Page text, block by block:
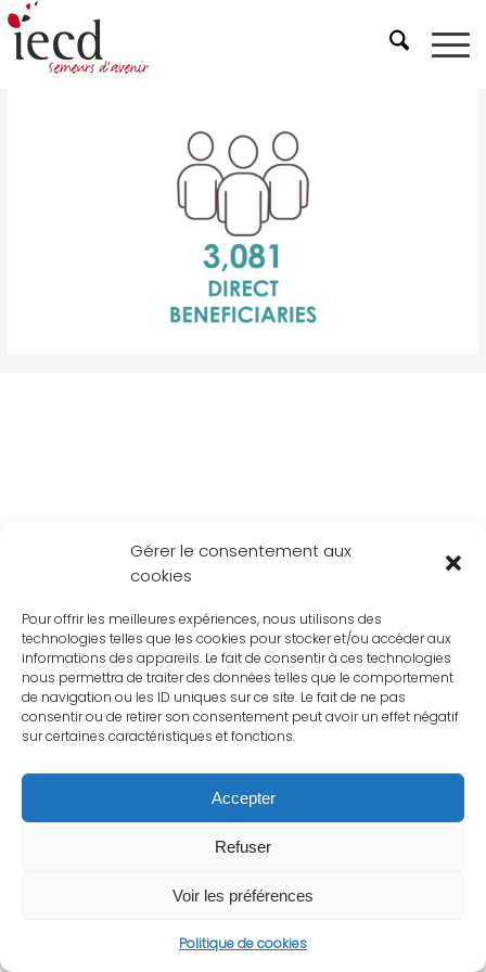
Gérer le consentement aux
cookies
Pour offrir les meilleures expériences, nous utilisons des
technologies telles que les cookies pour stocker et/ou accéder aux
informations des appareils. Le fait de consentir à ces technologies
nous permettra de traiter des données telles que le comportement
de navigation ou les ID uniques sur ce site. Le fait de ne pas
consentir ou de retirer son consentement peut avoir un effet négatif
sur certaines caractéristiques et fonctions.
Accepter
Refuser
Voir les préférences
Politique de cookies